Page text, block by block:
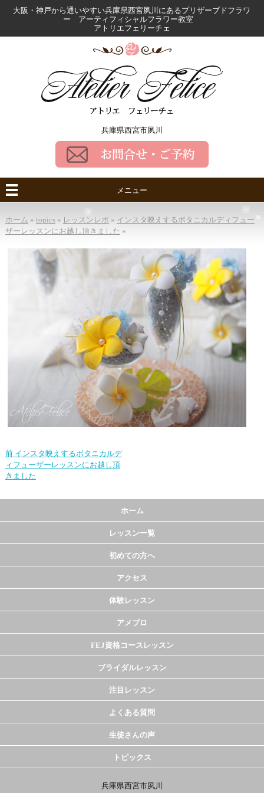
大阪・神戸から通いやすい兵庫県西宮夙川にあるプリザーブドフラワ
ー アーティフィシャルフラワー教室
アトリエフェリーチェ
兵庫県西宮市夙川
メニュー
ホーム » topics» レッスンレポ » インスタ映えするボタニカルディフュー
ザーレッスンにお越し頂きました »
前 インスタ映えするボタニカルデ
ィフューザーレッスンにお越し頂
きました
ホーム
レッスン一覧
初めての方へ
アクセス
体験レッスン
アメブロ
FEJ資格コースレッスン
ブライダルレッスン
注目レッスン
よくある質問
生徒さんの声
トピックス
兵庫県西宮市夙川